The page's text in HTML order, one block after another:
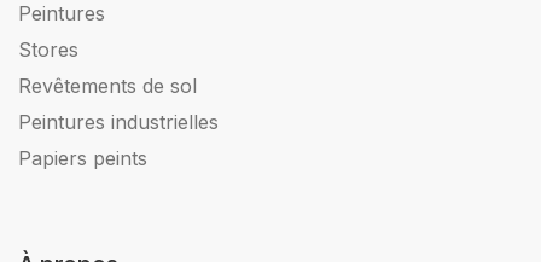
Peintures
Stores
Revêtements de sol
Peintures industrielles
Papiers peints